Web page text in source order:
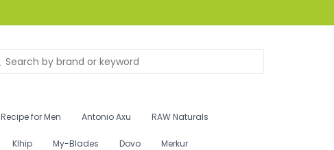
Recipe for Men Antonio Axu RAW Naturals
Klhip My-Blades Dovo Merkur